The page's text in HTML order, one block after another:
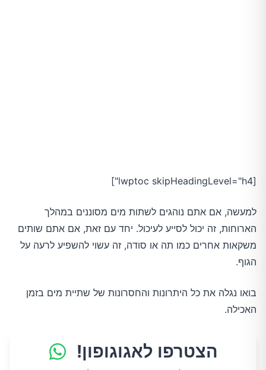
[lwptoc skipHeadingLevel="h4"]
למעשה, אם אתם נוהגים לשתות מים מסוננים במהלך
הארוחות, זה יכול לסייע לעיכול. יחד עם זאת, אם אתם שותים
משקאות אחרים כמו תה או סודה, זה עשוי להשפיע לרעה על
הגוף.
בואו נגלה את כל היתרונות והחסרונות של שתיית מים בזמן
האכילה.
הצטרפו לאגוגופון!